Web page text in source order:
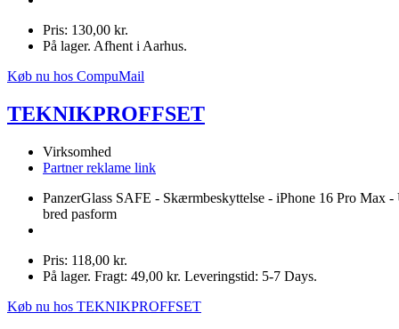
Pris: 130,00 kr.
På lager. Afhent i Aarhus.
Køb nu hos CompuMail
TEKNIKPROFFSET
Virksomhed
Partner reklame link
PanzerGlass SAFE - Skærmbeskyttelse - iPhone 16 Pro Max -
bred pasform
Pris: 118,00 kr.
På lager. Fragt: 49,00 kr. Leveringstid: 5-7 Days.
Køb nu hos TEKNIKPROFFSET